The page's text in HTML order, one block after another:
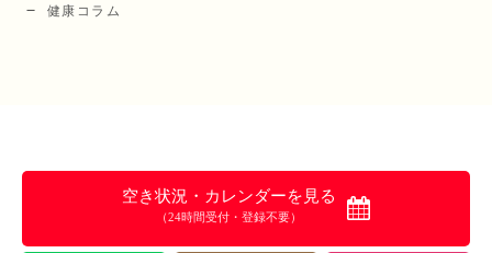
健康コラム
空き状況・カレンダーを見る
（24時間受付・登録不要）